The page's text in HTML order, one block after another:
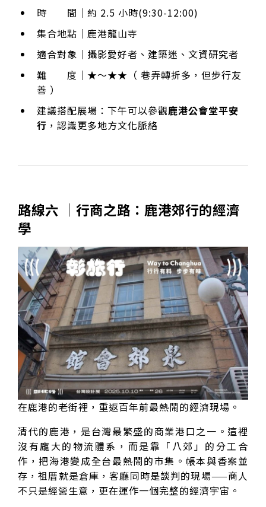
時 間｜約 2.5 小時(9:30-12:00)
集合地點｜鹿港龍山寺
適合對象｜攝影愛好者、建築迷、文資研究者
難 度｜★～★★（ 巷弄轉折多，但步行友
善 ）
建議搭配展場：下午可以參觀鹿港公會堂平安
行 ，認識更多地方文化脈絡
路線六 │行商之路：鹿港郊行的經濟
學
在鹿港的老街裡，重返百年前最熱鬧的經濟現場。
清代的鹿港，是台灣最繁盛的商業港口之一。這裡
沒有龐大的物流體系，而是靠「八郊」的分工合
作，把海港變成全台最熱鬧的市集。帳本與香案並
存，祖厝就是倉庫，客廳同時是談判的現場——商人
不只是經營生意，更在運作一個完整的經濟宇宙。